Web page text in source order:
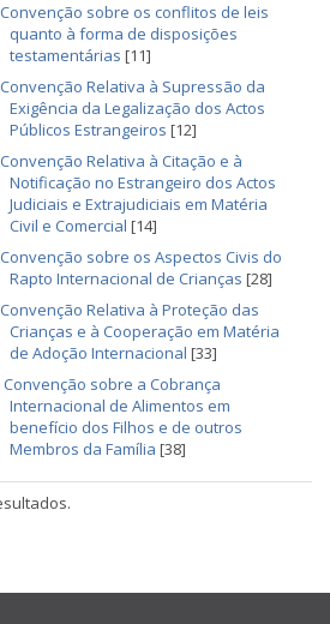
Convenção sobre os conflitos de leis
quanto à forma de disposições
testamentárias [11]
Convenção Relativa à Supressão da
Exigência da Legalização dos Actos
Públicos Estrangeiros [12]
Convenção Relativa à Citação e à
Notificação no Estrangeiro dos Actos
Judiciais e Extrajudiciais em Matéria
Civil e Comercial [14]
Convenção sobre os Aspectos Civis do
Rapto Internacional de Crianças [28]
Convenção Relativa à Proteção das
Crianças e à Cooperação em Matéria
de Adoção Internacional [33]
Convenção sobre a Cobrança
Internacional de Alimentos em
benefício dos Filhos e de outros
Membros da Família [38]